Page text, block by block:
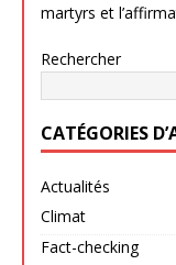
martyrs et
Rechercher
CATÉGORIES
Actualités
Climat
Fact-checking